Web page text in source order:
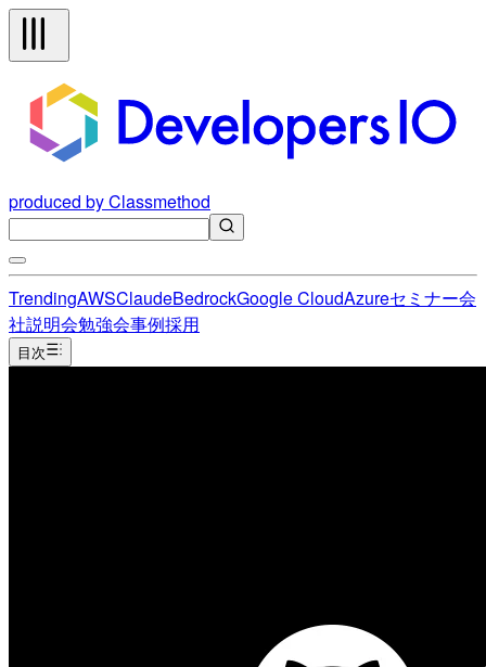
produced by Classmethod
TrendingAWSClaudeBedrockGoogle CloudAzureセミナー会
社説明会勉強会事例採用
目次